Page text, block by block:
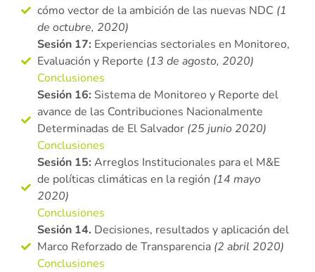
cómo vector de la ambición de las nuevas NDC (1
de octubre, 2020)
Sesión 17: Experiencias sectoriales en Monitoreo,
Evaluación y Reporte (13 de agosto, 2020)
Conclusiones
Sesión 16: Sistema de Monitoreo y Reporte del
avance de las Contribuciones Nacionalmente
Determinadas de El Salvador (25 junio 2020)
Conclusiones
Sesión 15: Arreglos Institucionales para el M&E
de políticas climáticas en la región (14 mayo
2020)
Conclusiones
Sesión 14. Decisiones, resultados y aplicación del
Marco Reforzado de Transparencia (2 abril 2020)
Conclusiones